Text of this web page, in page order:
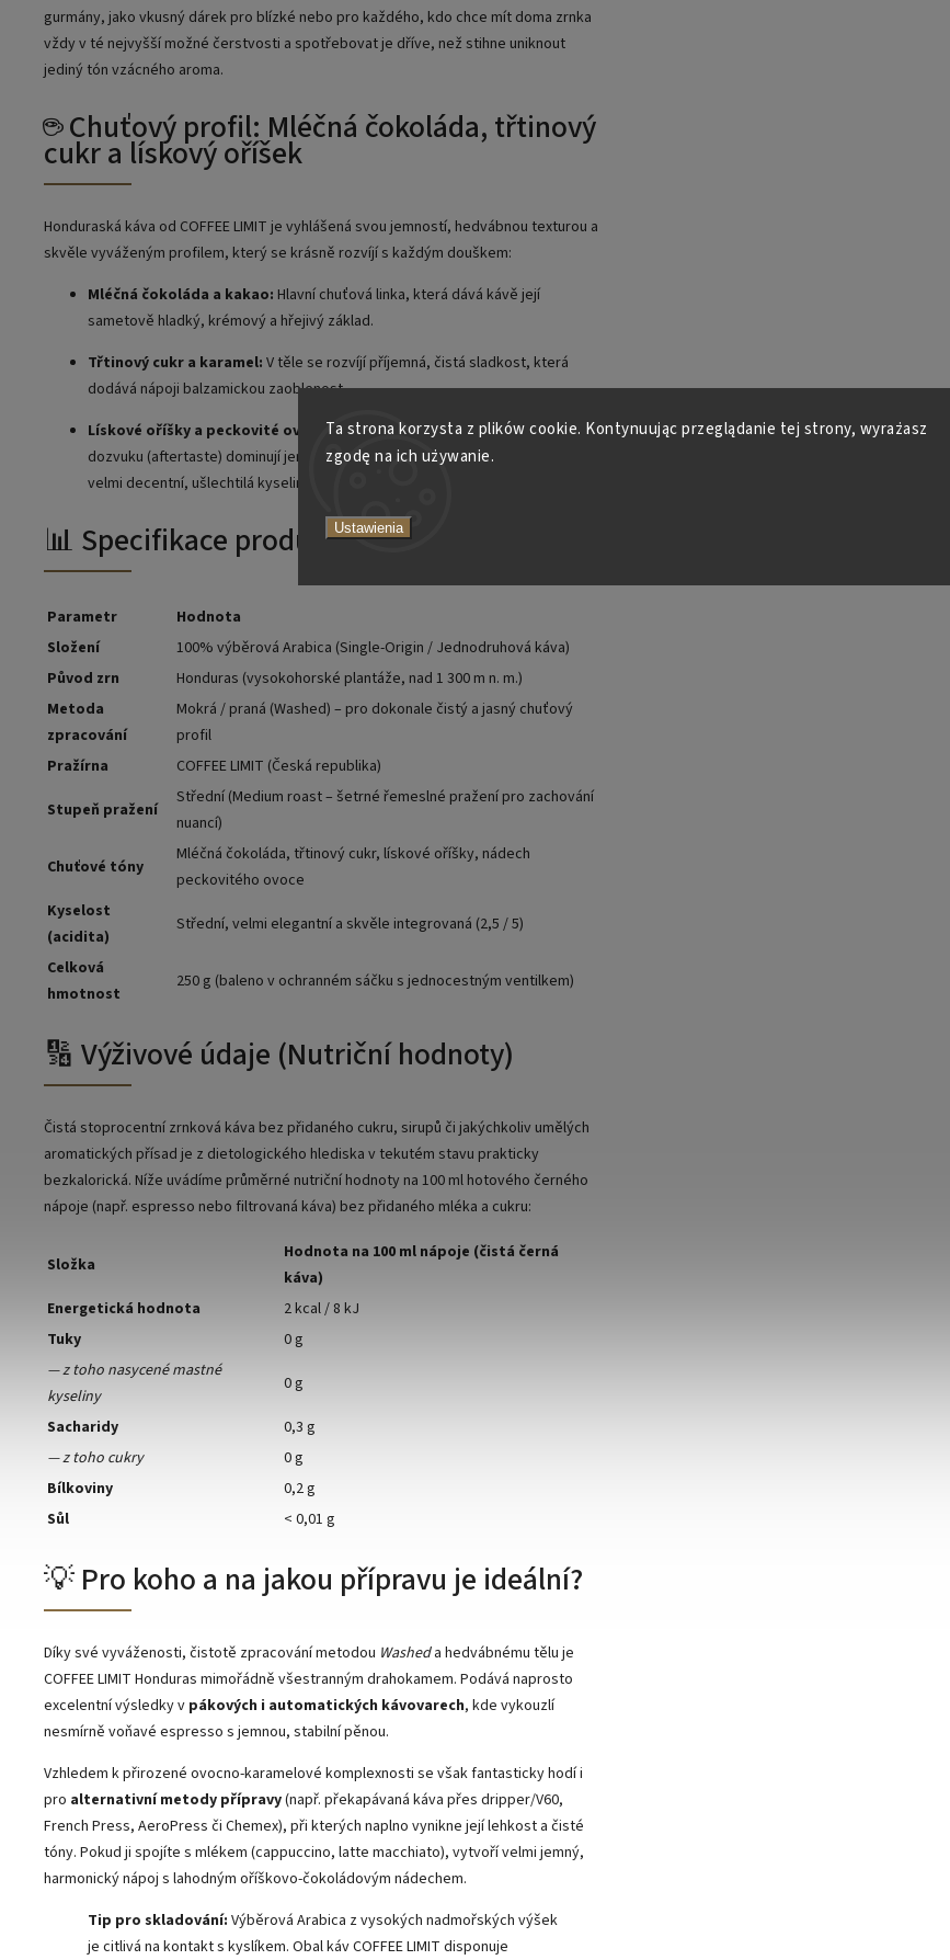
Ta strona korzysta z plików cookie. Kontynuując przeglądanie tej strony, wyrażasz
zgodę na ich używanie.
Ustawienia
gurmány, jako vkusný dárek pro blízké nebo pro každého, kdo chce mít doma zrnka
vždy v té nejvyšší možné čerstvosti a spotřebovat je dříve, než stihne uniknout
jediný tón vzácného aroma.
☕ Chuťový profil: Mléčná čokoláda, třtinový
cukr a lískový oříšek
Honduraská káva od COFFEE LIMIT je vyhlášená svou jemností, hedvábnou texturou a
skvěle vyváženým profilem, který se krásně rozvíjí s každým douškem:
Mléčná čokoláda a kakao: Hlavní chuťová linka, která dává kávě její
sametově hladký, krémový a hřejivý základ.
Třtinový cukr a karamel: V těle se rozvíjí příjemná, čistá sladkost, která
dodává nápoji balzamickou zaoblenost.
Lískové oříšky a peckovité ovoce:V bohatém aroma i dlouhotrvajícím
dozvuku (aftertaste) dominují jemné tóny pražených ořechů, které doplňuje
velmi decentní, ušlechtilá kyselinka připomínající zralé švestky nebo meruňky.
📊 Specifikace produktu
Parametr
Hodnota
Složení
100% výběrová Arabica (Single-Origin / Jednodruhová káva)
Původ zrn
Honduras (vysokohorské plantáže, nad 1 300 m n. m.)
Metoda
zpracování
Mokrá / praná (Washed) – pro dokonale čistý a jasný chuťový
profil
Pražírna
COFFEE LIMIT (Česká republika)
Stupeň pražení
Střední (Medium roast – šetrné řemeslné pražení pro zachování
nuancí)
Chuťové tóny
Mléčná čokoláda, třtinový cukr, lískové oříšky, nádech
peckovitého ovoce
Kyselost
(acidita)
Střední, velmi elegantní a skvěle integrovaná (2,5 / 5)
Celková
hmotnost
250 g (baleno v ochranném sáčku s jednocestným ventilkem)
🔢 Výživové údaje (Nutriční hodnoty)
Čistá stoprocentní zrnková káva bez přidaného cukru, sirupů či jakýchkoliv umělých
aromatických přísad je z dietologického hlediska v tekutém stavu prakticky
bezkalorická. Níže uvádíme průměrné nutriční hodnoty na 100 ml hotového černého
nápoje (např. espresso nebo filtrovaná káva) bez přidaného mléka a cukru:
Složka
Hodnota na 100 ml nápoje (čistá černá
káva)
Energetická hodnota
2 kcal / 8 kJ
Tuky
0 g
— z toho nasycené mastné
kyseliny
0 g
Sacharidy
0,3 g
— z toho cukry
0 g
Bílkoviny
0,2 g
Sůl
< 0,01 g
💡 Pro koho a na jakou přípravu je ideální?
Díky své vyváženosti, čistotě zpracování metodou Washeda hedvábnému tělu je
COFFEE LIMIT Honduras mimořádně všestranným drahokamem. Podává naprosto
excelentní výsledky v pákových i automatických kávovarech, kde vykouzlí
nesmírně voňavé espresso s jemnou, stabilní pěnou.
Vzhledem k přirozené ovocno-karamelové komplexnosti se však fantasticky hodí i
pro alternativní metody přípravy(např. překapávaná káva přes dripper/V60,
French Press, AeroPress či Chemex), při kterých naplno vynikne její lehkost a čisté
tóny. Pokud ji spojíte s mlékem (cappuccino, latte macchiato), vytvoří velmi jemný,
harmonický nápoj s lahodným oříškovo-čokoládovým nádechem.
Tip pro skladování: Výběrová Arabica z vysokých nadmořských výšek
je citlivá na kontakt s kyslíkem. Obal káv COFFEE LIMIT disponuje